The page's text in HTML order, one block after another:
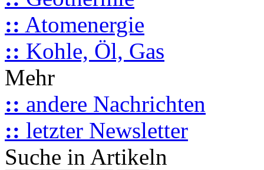
:: Atomenergie
:: Kohle, Öl, Gas
Mehr
:: andere Nachrichten
:: letzter Newsletter
Suche in Artikeln